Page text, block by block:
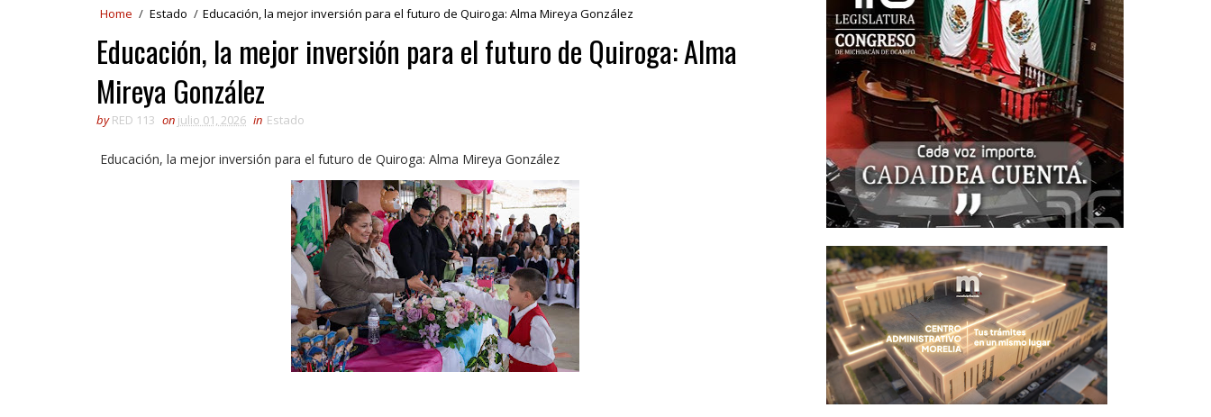
Home / Estado / Educación, la mejor inversión para el futuro de Quiroga: Alma Mireya González
Educación, la mejor inversión para el futuro de Quiroga: Alma
Mireya González
by RED 113 on julio 01, 2026 in Estado
Educación, la mejor inversión para el futuro de Quiroga: Alma Mireya González